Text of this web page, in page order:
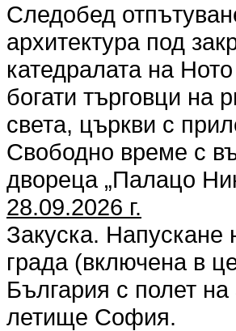
Следобед
архитектура под
катедралата на
богати търговци на
света, църкви с
Свободно време с
двореца „Палацо
28.09.2026 г.
Закуска. Напускане
града (включена в
България с полет
летище София.